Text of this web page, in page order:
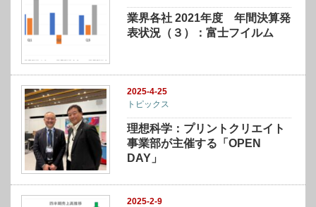
業界各社 2021年度 年間決算発
表状況（３）：富士フイルム
2025-4-25
トピックス
理想科学：プリントクリエイト
事業部が主催する「OPEN
DAY」
2025-2-9